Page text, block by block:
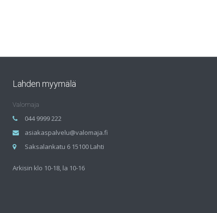
Lahden myymälä
Valomaja
044 9999 222
asiakaspalvelu@valomaja.fi
Saksalankatu 6 15100 Lahti
Arkisin klo 10-18, la 10-16